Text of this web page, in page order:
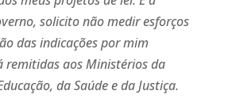
solicito não medir esforços
das indicações por mim
remitidas aos Ministérios da
da Saúde e da Justiça.